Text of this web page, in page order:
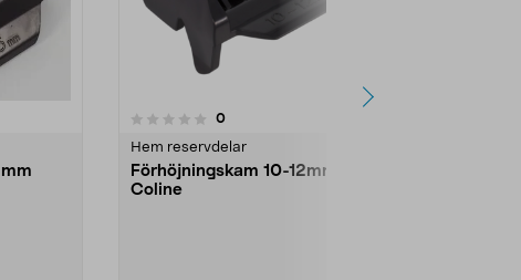
0recensioner
Hem reservdelar
Förhöjningskam 10-12mm
Coline